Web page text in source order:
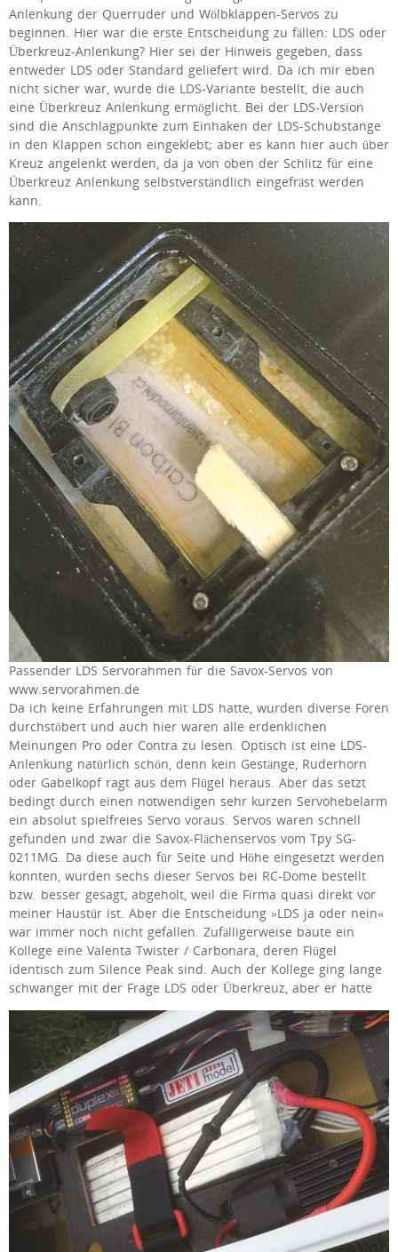
Anlenkung der Querruder und Wölbklappen-Servos zu
beginnen. Hier war die erste Entscheidung zu fällen: LDS oder
Überkreuz-Anlenkung? Hier sei der Hinweis gegeben, dass
entweder LDS oder Standard geliefert wird. Da ich mir eben
nicht sicher war, wurde die LDS-Variante bestellt, die auch
eine Überkreuz Anlenkung ermöglicht. Bei der LDS-Version
sind die Anschlagpunkte zum Einhaken der LDS-Schubstange
in den Klappen schon eingeklebt; aber es kann hier auch über
Kreuz angelenkt werden, da ja von oben der Schlitz für eine
Überkreuz Anlenkung selbstverständlich eingefräst werden
kann.
Passender LDS Servorahmen für die Savox-Servos von
www.servorahmen.de
Da ich keine Erfahrungen mit LDS hatte, wurden diverse Foren
durchstöbert und auch hier waren alle erdenklichen
Meinungen Pro oder Contra zu lesen. Optisch ist eine LDS-
Anlenkung natürlich schön, denn kein Gestänge, Ruderhorn
oder Gabelkopf ragt aus dem Flügel heraus. Aber das setzt
bedingt durch einen notwendigen sehr kurzen Servohebelarm
ein absolut spielfreies Servo voraus. Servos waren schnell
gefunden und zwar die Savox-Flächenservos vom Tpy SG-
0211MG. Da diese auch für Seite und Höhe eingesetzt werden
konnten, wurden sechs dieser Servos bei RC-Dome bestellt
bzw. besser gesagt, abgeholt, weil die Firma quasi direkt vor
meiner Haustür ist. Aber die Entscheidung »LDS ja oder nein«
war immer noch nicht gefallen. Zufälligerweise baute ein
Kollege eine Valenta Twister / Carbonara, deren Flügel
identisch zum Silence Peak sind. Auch der Kollege ging lange
schwanger mit der Frage LDS oder Überkreuz, aber er hatte